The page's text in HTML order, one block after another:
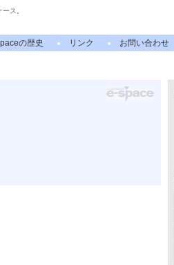
ス。
の歴史 リンク お問い合わせ